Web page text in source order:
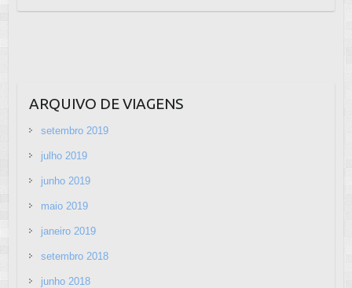
ARQUIVO DE VIAGENS
setembro 2019
julho 2019
junho 2019
maio 2019
janeiro 2019
setembro 2018
junho 2018